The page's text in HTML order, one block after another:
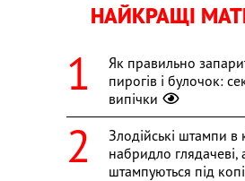
НАЙКРАЩІ
Як правильно
пирогів і булочок:
випічки
Злодійські штампи
набридло глядачеві,
штампуються під